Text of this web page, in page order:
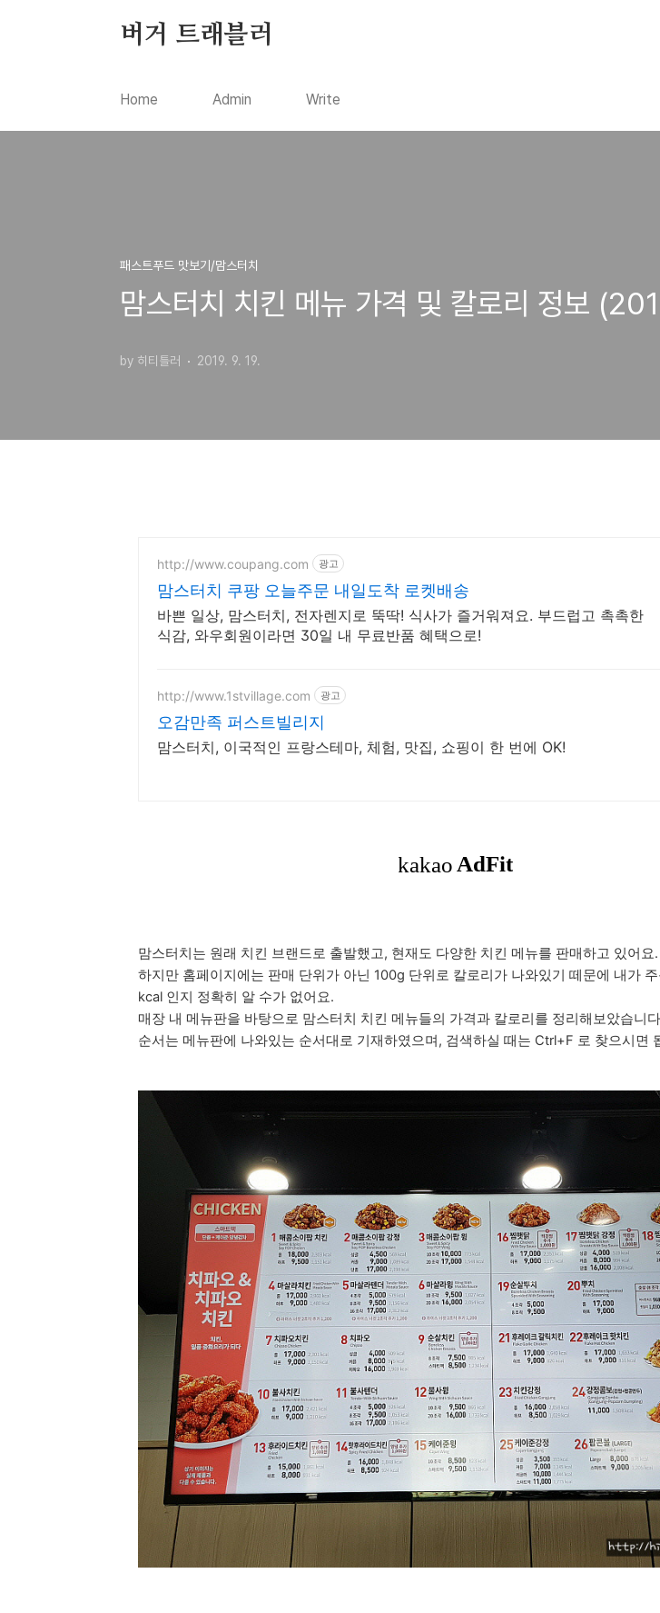
버거 트래블러
Home Admin Write
패스트푸드 맛보기/맘스터치
맘스터치 치킨 메뉴 가격 및 칼로리 정보
by 히티틀러 2019. 9. 19.
http://www.coupang.com 광고
맘스터치 쿠팡 오늘주문 내일도착 로켓배송
바쁜 일상, 맘스터치, 전자렌지로 뚝딱! 식사가 즐거워져요. 부드럽고 촉촉한
식감, 와우회원이라면 30일 내 무료반품 혜택으로!
http://www.1stvillage.com 광고
오감만족 퍼스트빌리지
맘스터치, 이국적인 프랑스테마, 체험, 맛집, 쇼핑이 한 번에 OK!
맘스터치는 원래 치킨 브랜드로 출발했고, 현재도 다양한 치킨 메뉴를 판매하고 있어요.
하지만 홈페이지에는 판매 단위가 아닌 100g 단위로 칼로리가 나와있기 떼문에 내가
kcal 인지 정확히 알 수가 없어요.
매장 내 메뉴판을 바탕으로 맘스터치 치킨 메뉴들의 가격과 칼로리를 정리해보았습니
순서는 메뉴판에 나와있는 순서대로 기재하였으며, 검색하실 때는 Ctrl+F 로 찾으시면